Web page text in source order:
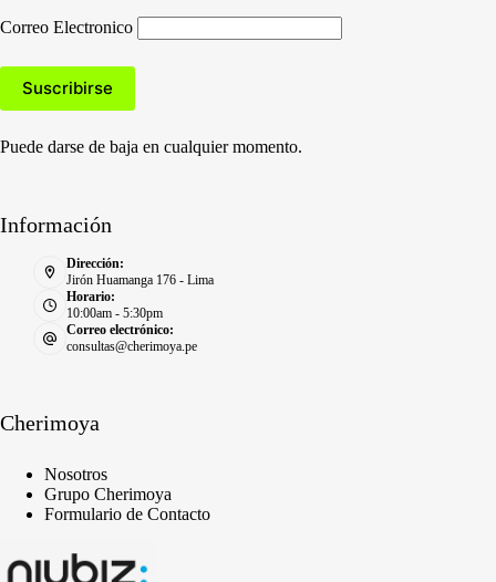
Correo Electronico
Puede darse de baja en cualquier momento.
Información
Dirección:
Jirón Huamanga 176 - Lima
Horario:
10:00am - 5:30pm
Correo electrónico:
consultas@cherimoya.pe
Cherimoya
Nosotros
Grupo Cherimoya
Formulario de Contacto